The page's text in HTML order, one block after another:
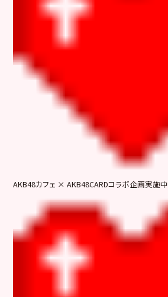
AKB48カフェ × AKB48CARDコラボ企画実施中